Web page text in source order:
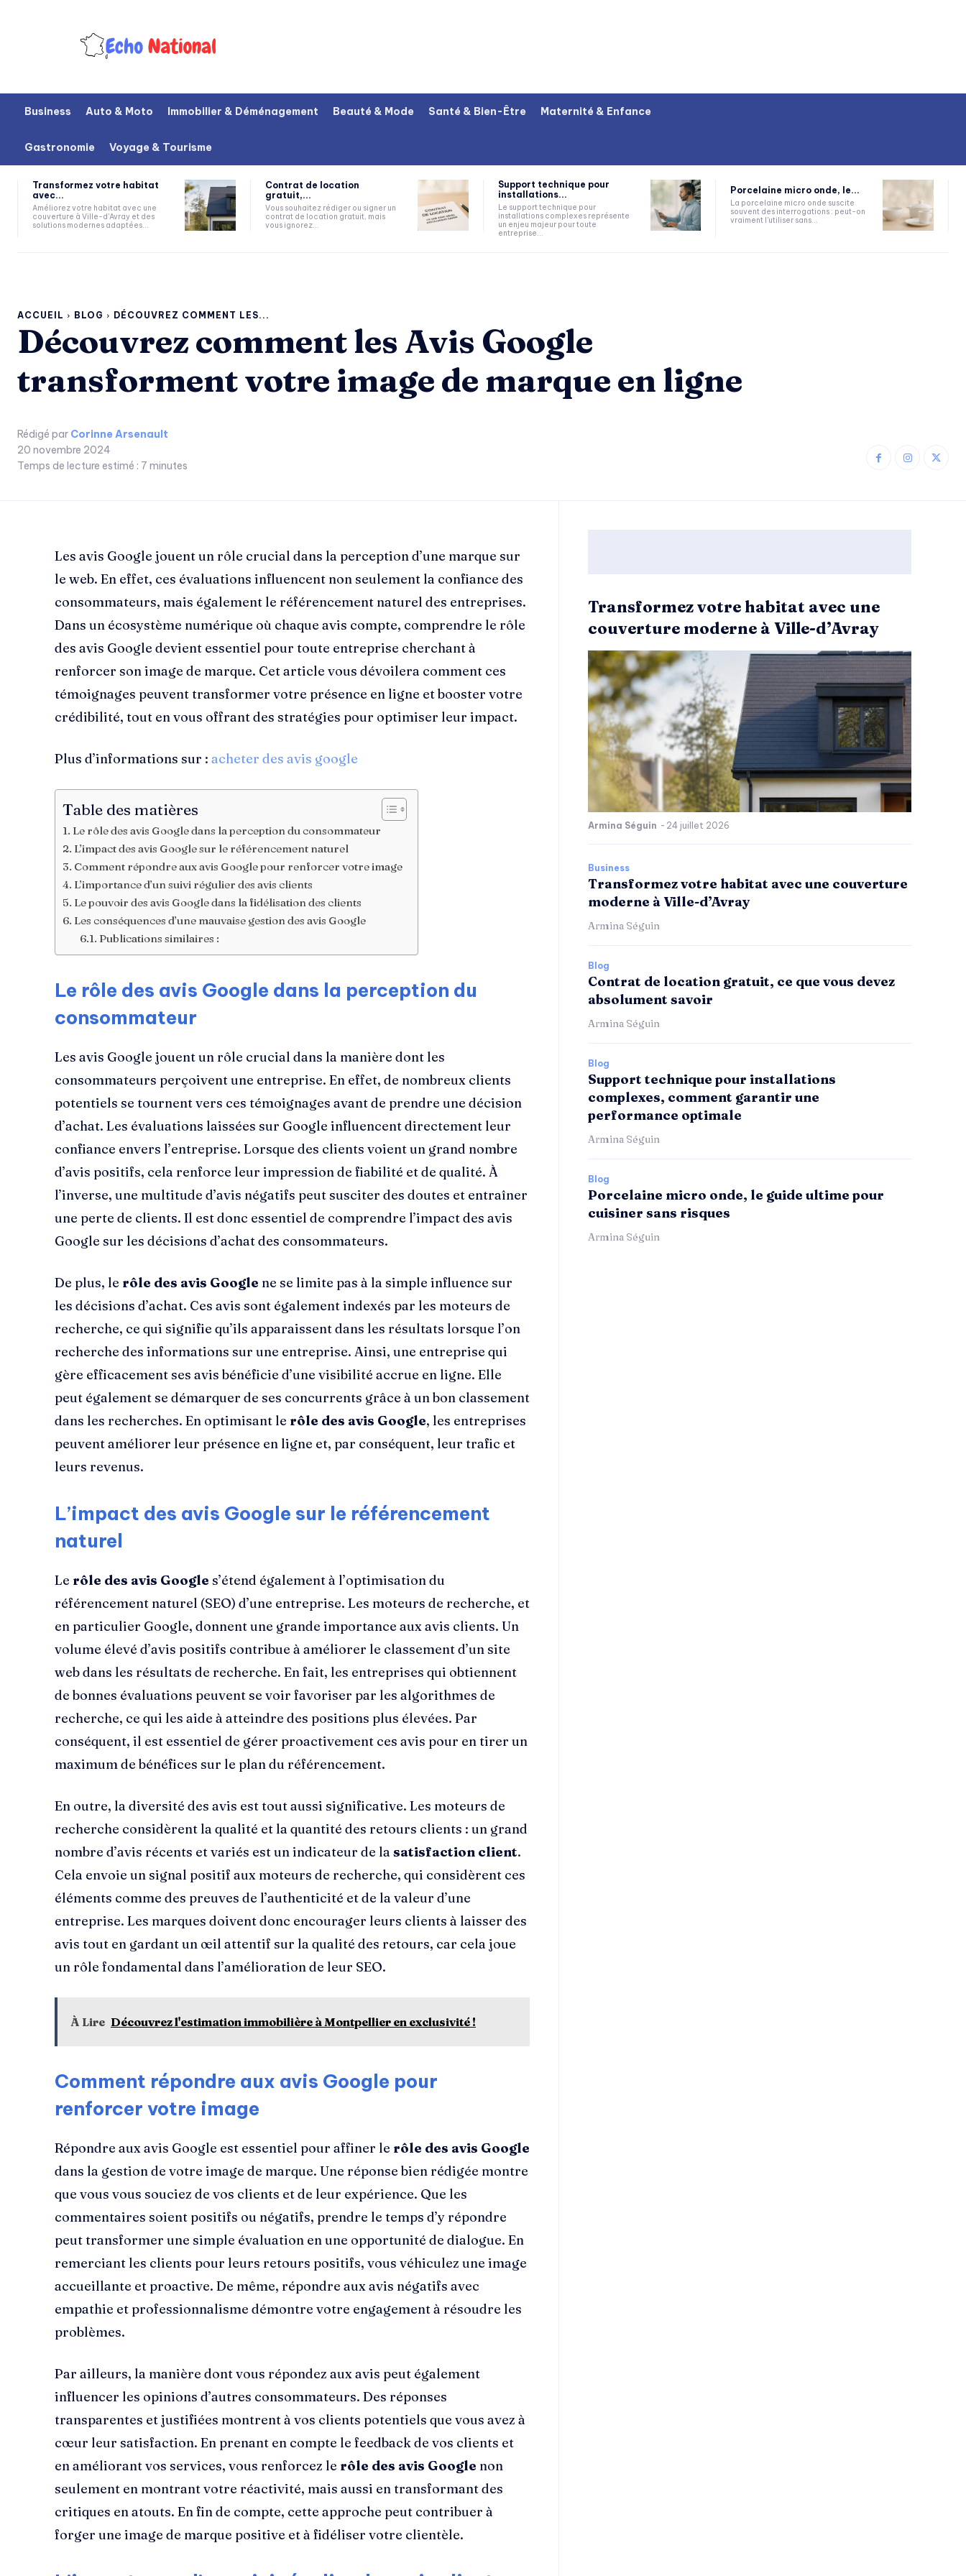
Business Auto & Moto Immobilier & Déménagement Beauté & Mode Santé & Bien-Être Maternité & Enfance
Gastronomie Voyage & Tourisme
Transformez votre habitat
avec...
Améliorez votre habitat avec une
couverture à Ville-d'Avray et des
solutions modernes adaptées...
Contrat de location
gratuit,...
Vous souhaitez rédiger ou signer un
contrat de location gratuit, mais
vous ignorez...
Support technique pour
installations...
Le support technique pour
installations complexes représente
un enjeu majeur pour toute
entreprise...
Porcelaine micro onde, le...
La porcelaine micro onde suscite
souvent des interrogations : peut-on
vraiment l'utiliser sans...
ACCUEIL BLOG DÉCOUVREZ COMMENT LES...
Découvrez comment les Avis Google
transforment votre image de marque en ligne
Rédigé par Corinne Arsenault
20 novembre 2024
Temps de lecture estimé : 7 minutes
Les avis Google jouent un rôle crucial dans la perception d’une marque sur
le web. En effet, ces évaluations influencent non seulement la confiance des
consommateurs, mais également le référencement naturel des entreprises.
Dans un écosystème numérique où chaque avis compte, comprendre le rôle
des avis Google devient essentiel pour toute entreprise cherchant à
renforcer son image de marque. Cet article vous dévoilera comment ces
témoignages peuvent transformer votre présence en ligne et booster votre
crédibilité, tout en vous offrant des stratégies pour optimiser leur impact.
Plus d’informations sur : acheter des avis google
Table des matières
Le rôle des avis Google dans la perception du consommateur
L’impact des avis Google sur le référencement naturel
Comment répondre aux avis Google pour renforcer votre image
L’importance d’un suivi régulier des avis clients
Le pouvoir des avis Google dans la fidélisation des clients
Les conséquences d’une mauvaise gestion des avis Google
Publications similaires :
Le rôle des avis Google dans la perception du
consommateur
Les avis Google jouent un rôle crucial dans la manière dont les
consommateurs perçoivent une entreprise. En effet, de nombreux clients
potentiels se tournent vers ces témoignages avant de prendre une décision
d’achat. Les évaluations laissées sur Google influencent directement leur
confiance envers l’entreprise. Lorsque des clients voient un grand nombre
d’avis positifs, cela renforce leur impression de fiabilité et de qualité. À
l’inverse, une multitude d’avis négatifs peut susciter des doutes et entraîner
une perte de clients. Il est donc essentiel de comprendre l’impact des avis
Google sur les décisions d’achat des consommateurs.
De plus, le rôle des avis Google ne se limite pas à la simple influence sur
les décisions d’achat. Ces avis sont également indexés par les moteurs de
recherche, ce qui signifie qu’ils apparaissent dans les résultats lorsque l’on
recherche des informations sur une entreprise. Ainsi, une entreprise qui
gère efficacement ses avis bénéficie d’une visibilité accrue en ligne. Elle
peut également se démarquer de ses concurrents grâce à un bon classement
dans les recherches. En optimisant le rôle des avis Google, les entreprises
peuvent améliorer leur présence en ligne et, par conséquent, leur trafic et
leurs revenus.
L’impact des avis Google sur le référencement
naturel
Le rôle des avis Google s’étend également à l’optimisation du
référencement naturel (SEO) d’une entreprise. Les moteurs de recherche, et
en particulier Google, donnent une grande importance aux avis clients. Un
volume élevé d’avis positifs contribue à améliorer le classement d’un site
web dans les résultats de recherche. En fait, les entreprises qui obtiennent
de bonnes évaluations peuvent se voir favoriser par les algorithmes de
recherche, ce qui les aide à atteindre des positions plus élevées. Par
conséquent, il est essentiel de gérer proactivement ces avis pour en tirer un
maximum de bénéfices sur le plan du référencement.
En outre, la diversité des avis est tout aussi significative. Les moteurs de
recherche considèrent la qualité et la quantité des retours clients : un grand
nombre d’avis récents et variés est un indicateur de la satisfaction client.
Cela envoie un signal positif aux moteurs de recherche, qui considèrent ces
éléments comme des preuves de l’authenticité et de la valeur d’une
entreprise. Les marques doivent donc encourager leurs clients à laisser des
avis tout en gardant un œil attentif sur la qualité des retours, car cela joue
un rôle fondamental dans l’amélioration de leur SEO.
À Lire Découvrez l'estimation immobilière à Montpellier en exclusivité !
Comment répondre aux avis Google pour
renforcer votre image
Répondre aux avis Google est essentiel pour affiner le rôle des avis Google
dans la gestion de votre image de marque. Une réponse bien rédigée montre
que vous vous souciez de vos clients et de leur expérience. Que les
commentaires soient positifs ou négatifs, prendre le temps d’y répondre
peut transformer une simple évaluation en une opportunité de dialogue. En
remerciant les clients pour leurs retours positifs, vous véhiculez une image
accueillante et proactive. De même, répondre aux avis négatifs avec
empathie et professionnalisme démontre votre engagement à résoudre les
problèmes.
Par ailleurs, la manière dont vous répondez aux avis peut également
influencer les opinions d’autres consommateurs. Des réponses
transparentes et justifiées montrent à vos clients potentiels que vous avez à
cœur leur satisfaction. En prenant en compte le feedback de vos clients et
en améliorant vos services, vous renforcez le rôle des avis Google non
seulement en montrant votre réactivité, mais aussi en transformant des
critiques en atouts. En fin de compte, cette approche peut contribuer à
forger une image de marque positive et à fidéliser votre clientèle.
Transformez votre habitat avec une
couverture moderne à Ville-d’Avray
Armina Séguin - 24 juillet 2026
Business
Transformez votre habitat avec une couverture
moderne à Ville-d’Avray
Armina Séguin
Blog
Contrat de location gratuit, ce que vous devez
absolument savoir
Armina Séguin
Blog
Support technique pour installations
complexes, comment garantir une
performance optimale
Armina Séguin
Blog
Porcelaine micro onde, le guide ultime pour
cuisiner sans risques
Armina Séguin